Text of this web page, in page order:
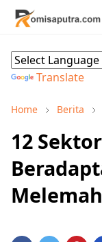
Translate
Home Berita
12